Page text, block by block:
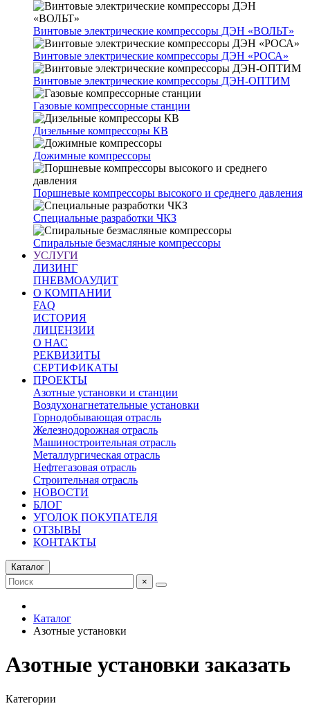
Винтовые электрические компрессоры ДЭН «ВОЛЬТ»
Винтовые электрические компрессоры ДЭН «РОСА»
Винтовые электрические компрессоры ДЭН-ОПТИМ
Газовые компрессорные станции
Дизельные компрессоры КВ
Дожимные компрессоры
Поршневые компрессоры высокого и среднего давления
Специальные разработки ЧКЗ
Спиральные безмасляные компрессоры
УСЛУГИ
ЛИЗИНГ
ПНЕВМОАУДИТ
О КОМПАНИИ
FAQ
ИСТОРИЯ
ЛИЦЕНЗИИ
О НАС
РЕКВИЗИТЫ
СЕРТИФИКАТЫ
ПРОЕКТЫ
Азотные установки и станции
Воздухонагнетательные установки
Горнодобывающая отрасль
Железнодорожная отрасль
Машиностроительная отрасль
Металлургическая отрасль
Нефтегазовая отрасль
Строительная отрасль
НОВОСТИ
БЛОГ
УГОЛОК ПОКУПАТЕЛЯ
ОТЗЫВЫ
КОНТАКТЫ
Каталог
×
Каталог
Азотные установки
Азотные установки заказать
Категории